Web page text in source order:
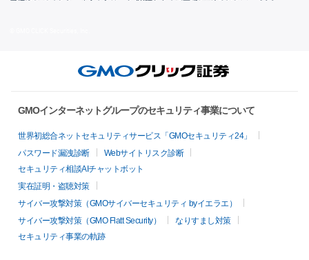
GMOインターネットグループのセキュリティ事業について
世界初総合ネットセキュリティサービス「GMOセキュリティ24」
パスワード漏洩診断
Webサイトリスク診断
セキュリティ相談AIチャットボット
実在証明・盗聴対策
サイバー攻撃対策（GMOサイバーセキュリティ byイエラエ）
サイバー攻撃対策（GMO Flatt Security）
なりすまし対策
セキュリティ事業の軌跡